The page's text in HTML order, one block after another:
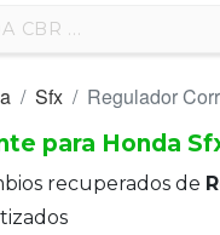
Sfx
Regulador
para Honda
recuperados de